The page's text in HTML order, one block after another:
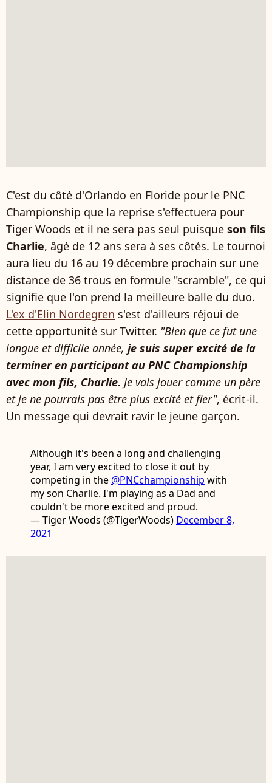
C'est du côté d'Orlando en Floride pour le PNC
Championship que la reprise s'effectuera pour
Tiger Woods et il ne sera pas seul puisque son fils
Charlie, âgé de 12 ans sera à ses côtés. Le tournoi
aura lieu du 16 au 19 décembre prochain sur une
distance de 36 trous en formule "scramble", ce qui
signifie que l'on prend la meilleure balle du duo.
L'ex d'Elin Nordegren s'est d'ailleurs réjoui de
cette opportunité sur Twitter. "Bien que ce fut une
longue et difficile année, je suis super excité de la
terminer en participant au PNC Championship
avec mon fils, Charlie. Je vais jouer comme un père
et je ne pourrais pas être plus excité et fier", écrit-il.
Un message qui devrait ravir le jeune garçon.
Although it's been a long and challenging
year, I am very excited to close it out by
competing in the @PNCchampionship with
my son Charlie. I'm playing as a Dad and
couldn't be more excited and proud.
— Tiger Woods (@TigerWoods) December 8,
2021